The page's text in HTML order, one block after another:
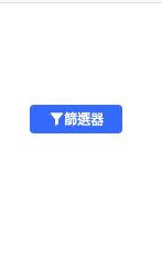
篩選器